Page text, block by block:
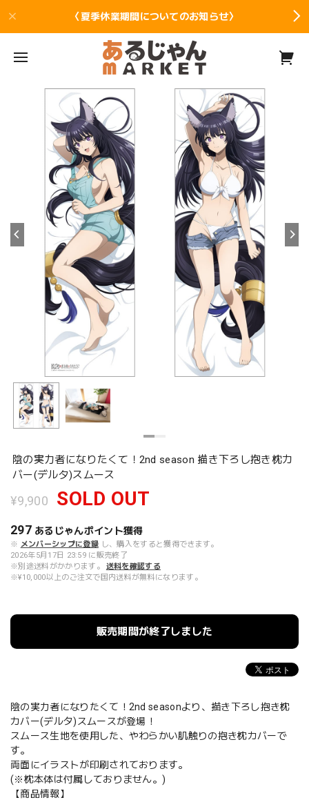
〈夏季休業期間についてのお知らせ〉
陰の実力者になりたくて！2nd season 描き下ろし抱き枕カ
バー(デルタ)スムース
¥9,900 SOLD OUT
297 あるじゃんポイント獲得
※ メンバーシップに登録 し、購入をすると獲得できます。
2026年5月17日 23:59 に販売終了
※別途送料がかかります。
送料を確認する
※¥10,000以上のご注文で国内送料が無料になります。
販売期間が終了しました
陰の実力者になりたくて！2nd seasonより、描き下ろし抱き枕
カバー(デルタ)スムースが登場！
スムース生地を使用した、やわらかい肌触りの抱き枕カバーで
す。
両面にイラストが印刷されております。
(※枕本体は付属しておりません。)
【商品情報】